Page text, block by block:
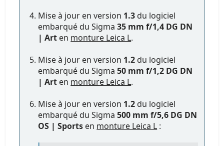
Mise à jour en version 1.3 du logiciel
embarqué du Sigma35 mm f/1,4 DG DN
| Art en monture Leica L.
Mise à jour en version 1.2 du logiciel
embarqué du Sigma50 mm f/1,2 DG DN
| Art en monture Leica L.
Mise à jour en version 1.2 du logiciel
embarqué du Sigma500 mm f/5,6 DG DN
OS | Sports en monture Leica L :